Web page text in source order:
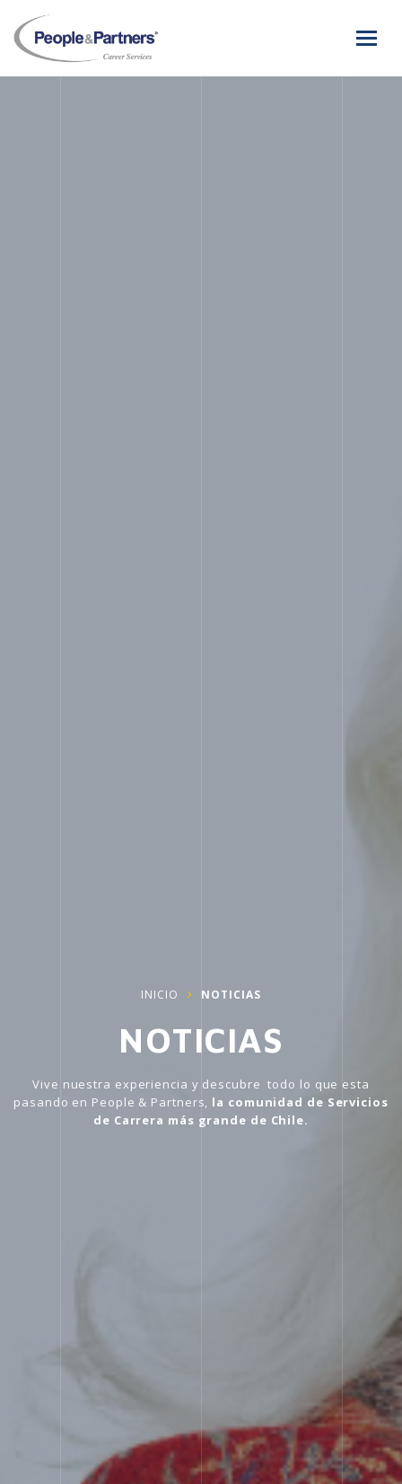
People
&
Partners
INICIO NOTICIAS
NOTICIAS
Vive nuestra experiencia y descubre todo lo que esta
pasando en People & Partners, la comunidad de Servicios
de Carrera más grande de Chile.